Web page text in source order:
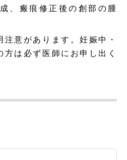
、瘢痕修正後の創部の腫
意があります。妊娠中・
は必ず医師にお申し出く